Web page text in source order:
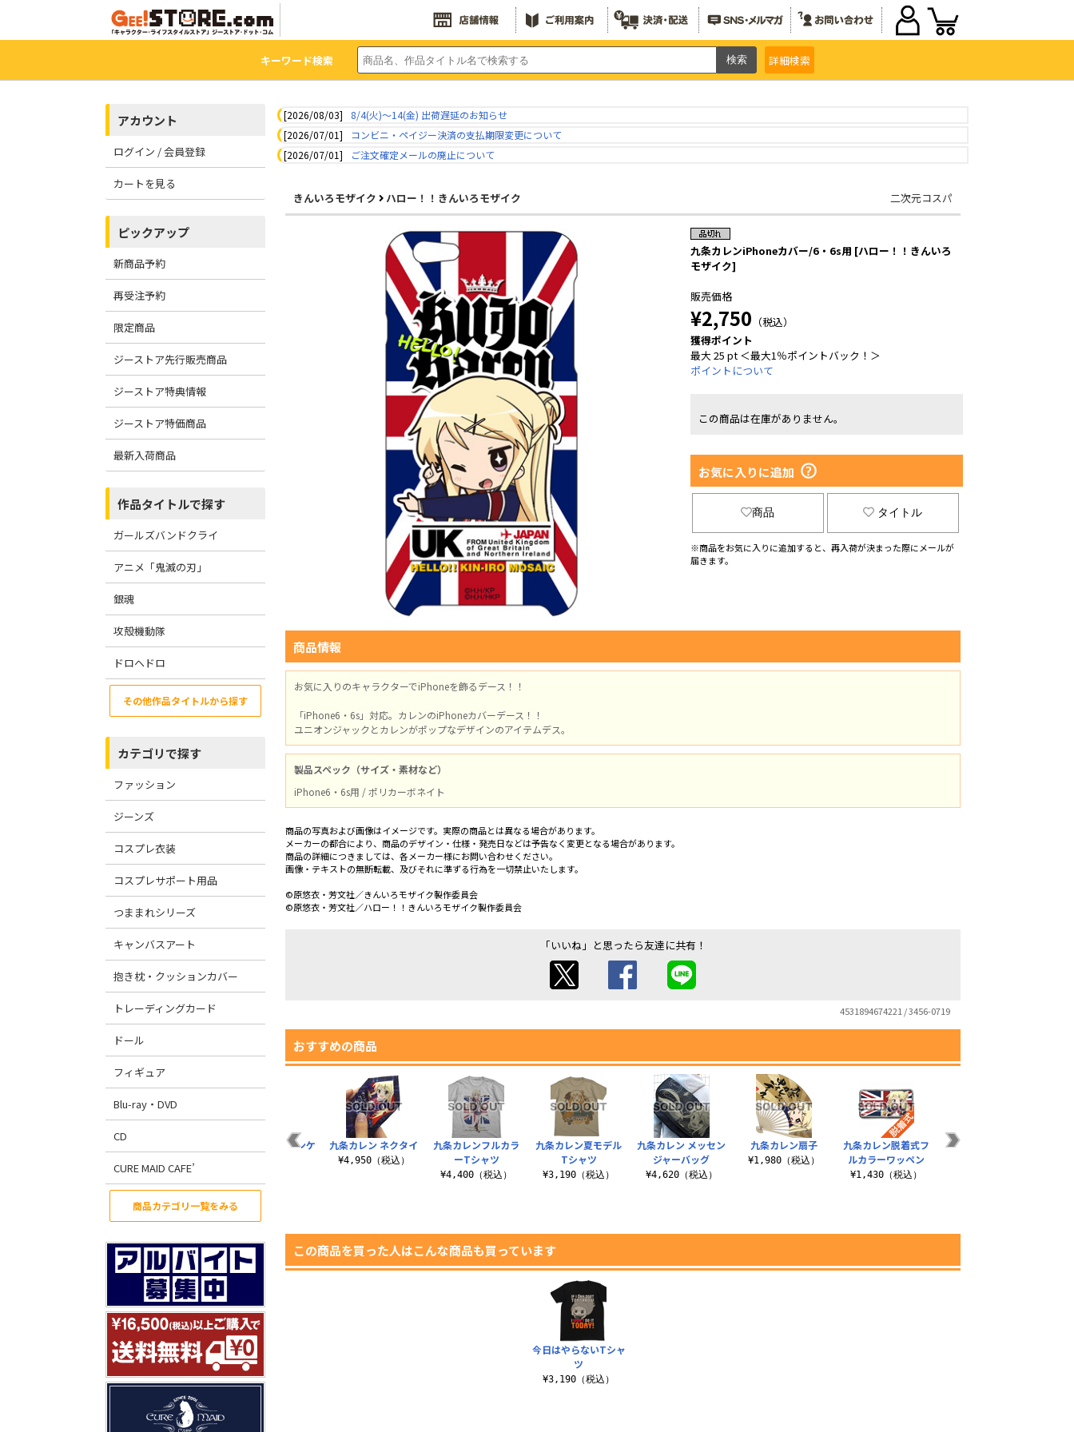
キーワード検索 詳細検索
アカウント
ログイン / 会員登録
カートを見る
ピックアップ
新商品予約
再受注予約
限定商品
ジーストア先行販売商品
ジーストア特典情報
ジーストア特価商品
最新入荷商品
作品タイトルで探す
ガールズバンドクライ
アニメ「鬼滅の刃」
銀魂
攻殻機動隊
ドロヘドロ
その他作品タイトルから探す
カテゴリで探す
ファッション
ジーンズ
コスプレ衣装
コスプレサポート用品
つままれシリーズ
キャンバスアート
抱き枕・クッションカバー
トレーディングカード
ドール
フィギュア
Blu-ray・DVD
CD
CURE MAID CAFE’
商品カテゴリ一覧をみる
[2026/08/03]
8/4(火)～14(金) 出荷遅延のお知らせ
[2026/07/01]
コンビニ・ペイジー決済の支払期限変更について
[2026/07/01]
ご注文確定メールの廃止について
きんいろモザイク ハロー！！きんいろモザイク 二次元コスパ
九条カレンiPhoneカバー/6・6s用 [ハロー！！きんいろ
モザイク]
販売価格
¥2,750 （税込）
獲得ポイント
最大 25 pt ＜最大1％ポイントバック！＞
ポイントについて
この商品は在庫がありません。
お気に入りに追加
商品 タイトル
※商品をお気に入りに追加すると、再入荷が決まった際にメールが
届きます。
商品情報
お気に入りのキャラクターでiPhoneを飾るデース！！
「iPhone6・6s」対応。カレンのiPhoneカバーデース！！
ユニオンジャックとカレンがポップなデザインのアイテムデス。
製品スペック（サイズ・素材など）
iPhone6・6s用 / ポリカーボネイト
商品の写真および画像はイメージです。実際の商品とは異なる場合があります。
メーカーの都合により、商品のデザイン・仕様・発売日などは予告なく変更となる場合があります。
商品の詳細につきましては、各メーカー様にお問い合わせください。
画像・テキストの無断転載、及びそれに準ずる行為を一切禁止いたします。
©原悠衣・芳文社／きんいろモザイク製作委員会
©原悠衣・芳文社／ハロー！！きんいろモザイク製作委員会
「いいね」と思ったら友達に共有！
4531894674221 / 3456-0719
おすすめの商品
九条カレン夏モデル
Tシャツ
¥3,190（税込）
九条カレン メッセン
ジャーバッグ
¥4,620（税込）
九条カレン扇子
¥1,980（税込）
九条カレン脱着式フ
ルカラーワッペン
¥1,430（税込）
★限定★九条カレン
¥13,200（税込）
九条カレン コインケ
九条カレン ネクタイ
¥4,950（税込）
九条カレンフルカラ
ーTシャツ
¥4,400（税込）
この商品を買った人はこんな商品も買っています
今日はやらないTシャ
ツ
¥3,190（税込）